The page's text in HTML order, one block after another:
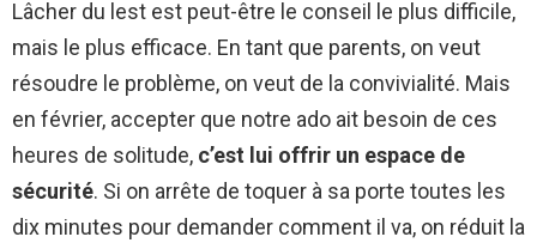
Lâcher du lest est peut-être le conseil le plus difficile,
mais le plus efficace. En tant que parents, on veut
résoudre le problème, on veut de la convivialité. Mais
en février, accepter que notre ado ait besoin de ces
heures de solitude, c’est lui offrir un espace de
sécurité. Si on arrête de toquer à sa porte toutes les
dix minutes pour demander comment il va, on réduit la